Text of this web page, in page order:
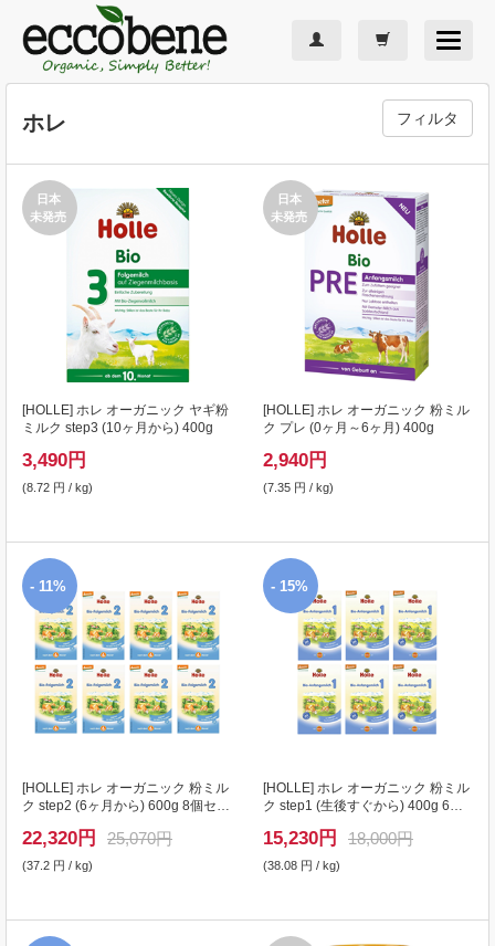
Toggle
ホレ フィルタ
日本
未発売
[HOLLE] ホレ オーガニック ヤギ粉
ミルク step3 (10ヶ月から) 400g
3,490円
(8.72 円 / kg)
日本
未発売
[HOLLE] ホレ オーガニック 粉ミル
ク プレ (0ヶ月～6ヶ月) 400g
2,940円
(7.35 円 / kg)
- 11%
[HOLLE] ホレ オーガニック 粉ミル
ク step2 (6ヶ月から) 600g 8個セッ
22,320円 25,070円
(37.2 円 / kg)
- 15%
[HOLLE] ホレ オーガニック 粉ミル
ク step1 (生後すぐから) 400g 6個
15,230円 18,000円
(38.08 円 / kg)